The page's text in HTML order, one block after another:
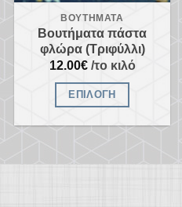
στη
σελίδα
του
προϊόντος
ΒΟΥΤΉΜΑΤΑ
Βουτήματα πάστα
φλώρα (Τριφύλλι)
12.00€/το κιλό
ΕΠΙΛΟΓΉ